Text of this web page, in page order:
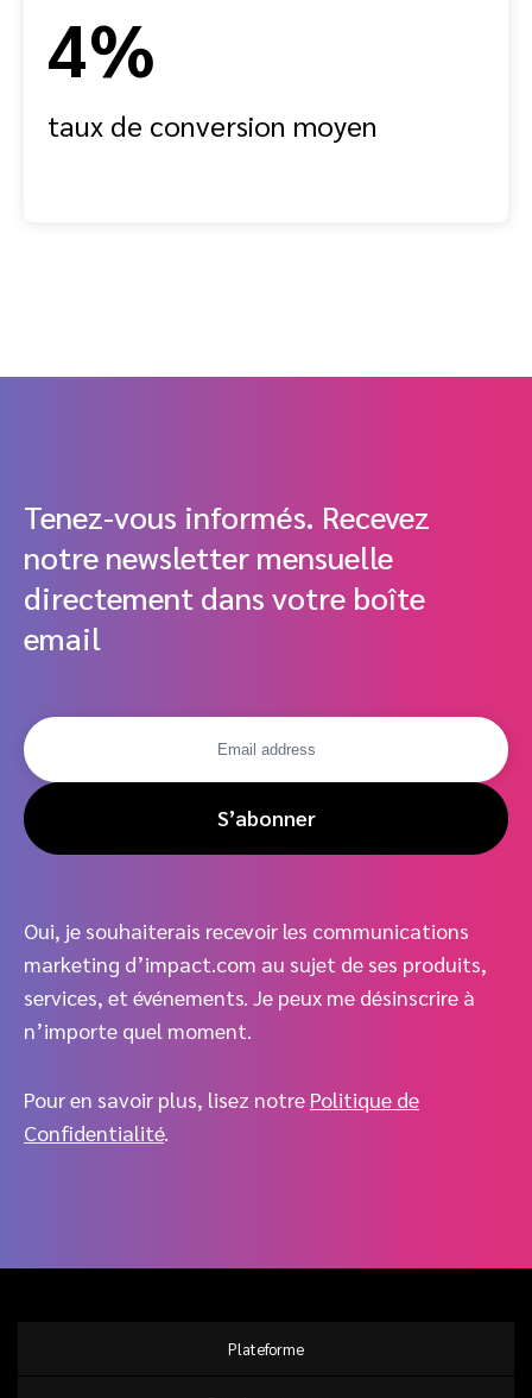
4%
taux de conversion moyen
Tenez-vous informés. Recevez
notre newsletter mensuelle
directement dans votre boîte
email
S’abonner
Oui, je souhaiterais recevoir les communications
marketing d’impact.com au sujet de ses produits,
services, et événements. Je peux me désinscrire à
n’importe quel moment.
Pour en savoir plus, lisez notre Politique de
Confidentialité.
Plateforme